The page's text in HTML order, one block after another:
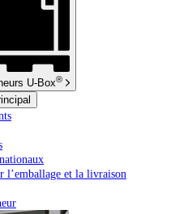
U-Box®
l’emballage et la livraison